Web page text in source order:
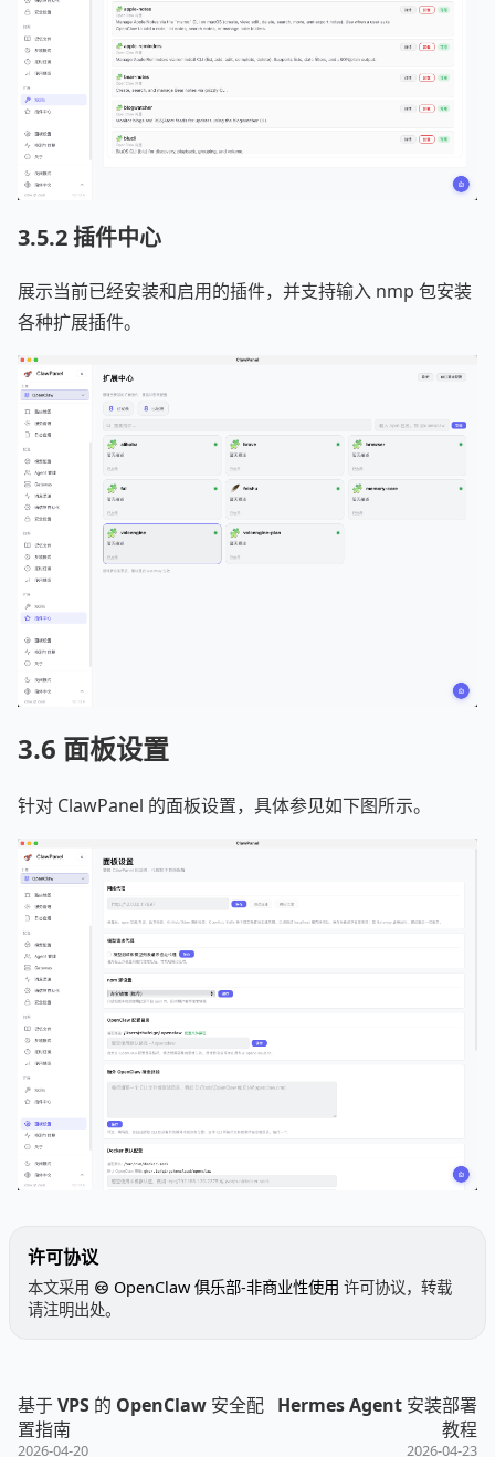
3.5.2 插件中心
展示当前已经安装和启用的插件，并支持输入 nmp 包安装
各种扩展插件。
3.6 面板设置
针对 ClawPanel 的面板设置，具体参见如下图所示。
许可协议
本文采用 OpenClaw 俱乐部-非商业性使用 许可协议，转载
请注明出处。
基于 VPS 的 OpenClaw 安全配
置指南
2026-04-20
Hermes Agent 安装部署
教程
2026-04-23